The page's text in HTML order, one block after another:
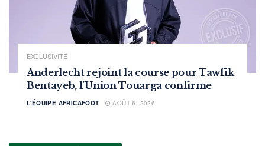
EXCLUSIVITÉ
Anderlecht rejoint la course pour Tawfik
Bentayeb, l’Union Touarga confirme
L'ÉQUIPE AFRICAFOOT AOÛT 6, 2026